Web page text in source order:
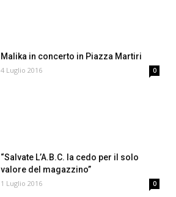
Malika in concerto in Piazza Martiri
4 Luglio 2016 0
“Salvate L’A.B.C. la cedo per il solo
valore del magazzino”
1 Luglio 2016 0